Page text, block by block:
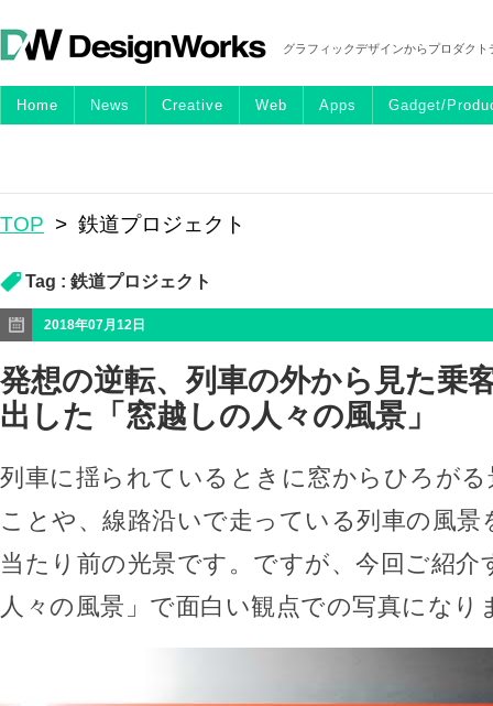
グラフィックデザインからプロダク
Home News Creative Web Apps Gadget/
TOP > 鉄道プロジェクト
Tag : 鉄道プロジェクト
2018年07月12日
発想の逆転、列車の外から見た乗
出した「窓越しの人々の風景」
列車に揺られているときに窓からひろが
ことや、線路沿いで走っている列車の風
当たり前の光景です。ですが、今回ご紹介
人々の風景」で面白い観点での写真になり